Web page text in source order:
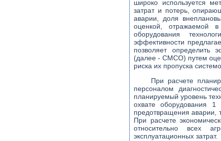
широко используется
затрат и потерь,
аварии, доля
оценкой, отражаемой в
оборудования
эффективности
позволяет определить
(далее - СМСО) путем
риска их пропуска
При расчете
персоналом
планируемый уровень
охвате оборудования 1
предотвращения аварии,
При расчете
относительно всех
эксплуатационных затрат.